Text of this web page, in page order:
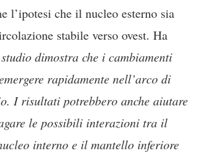
l’ipotesi che il nucleo esterno sia
stabile verso ovest. Ha
dimostra che i cambiamenti
rapidamente nell’arco di
I risultati potrebbero anche aiutare
le possibili interazioni tra il
interno e il mantello inferiore